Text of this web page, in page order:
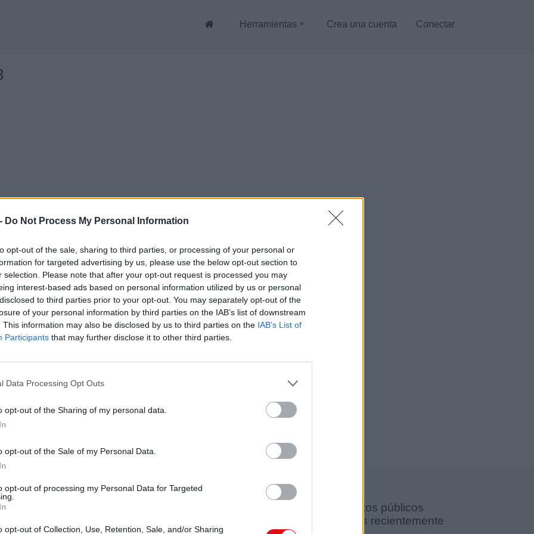
Do Not Process My Personal Information
opt-out of the sale, sharing to third parties, or processing of your personal or
for targeted advertising by us, please use the below opt-out section to
selection. Please note that after your opt-out request is processed you may
interest-based ads based on personal information utilized by us or personal
to third parties prior to your opt-out. You may separately opt-out of the
of your personal information by third parties on the IAB’s list of downstream
This information may also be disclosed by us to third parties on the IAB’s List of
Participants that may further disclose it to other third parties.
Data Processing Opt Outs
opt-out of the Sharing of my personal data.
opt-out of the Sale of my Personal Data.
opt-out of processing my Personal Data for Targeted
opt-out of Collection, Use, Retention, Sale, and/or Sharing
Herramientas Crea una cuenta Conectar
de archivos
Este dia
Documentos públicos
agregados recientemente